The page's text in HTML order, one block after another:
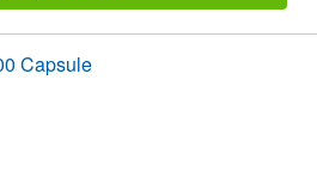
Capsule